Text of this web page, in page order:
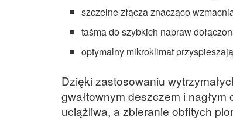
szczelne złącza znacząco
taśma do szybkich napraw
optymalny mikroklimat
Dzięki zastosowaniu
gwałtownym deszczem i
uciążliwa, a zbieranie obfitych